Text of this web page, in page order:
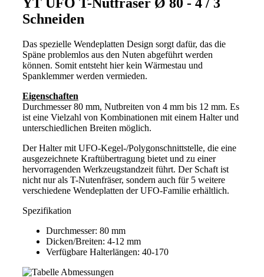
Schneiden
Das spezielle Wendeplatten Design sorgt dafür, das die
Späne problemlos aus den Nuten abgeführt werden
können. Somit entsteht hier kein Wärmestau und
Spanklemmer werden vermieden.
Eigenschaften
Durchmesser 80 mm, Nutbreiten von 4 mm bis 12 mm. Es
ist eine Vielzahl von Kombinationen mit einem Halter und
unterschiedlichen Breiten möglich.
Der Halter mit UFO-Kegel-/Polygonschnittstelle, die eine
ausgezeichnete Kraftübertragung bietet und zu einer
hervorragenden Werkzeugstandzeit führt. Der Schaft ist
nicht nur als T-Nutenfräser, sondern auch für 5 weitere
verschiedene Wendeplatten der UFO-Familie erhältlich.
Spezifikation
Durchmesser: 80 mm
Dicken/Breiten: 4-12 mm
Verfügbare Halterlängen: 40-170